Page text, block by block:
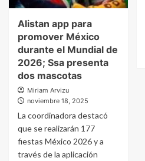
Alistan app para
promover México
durante el Mundial de
2026; Ssa presenta
dos mascotas
Miriam Arvizu
noviembre 18, 2025
La coordinadora destacó
que se realizarán 177
fiestas México 2026 y a
través de la aplicación